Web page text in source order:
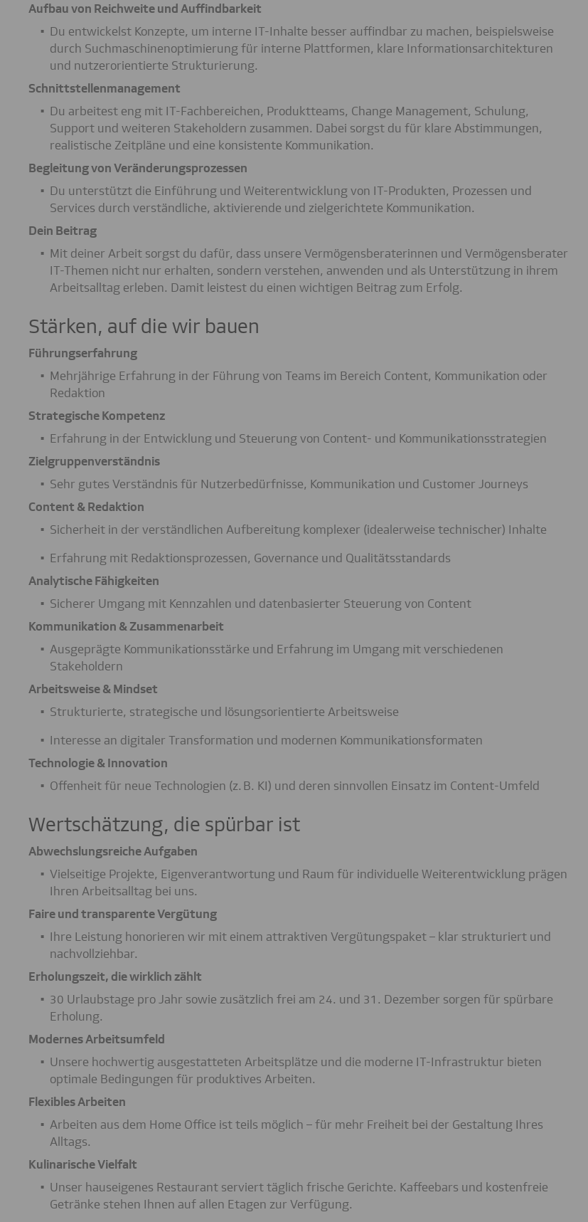
Aufbau von Reichweite und Auffindbarkeit
Du entwickelst Konzepte, um interne IT-Inhalte besser auffindbar zu machen, beispielsweise
durch Suchmaschinenoptimierung für interne Plattformen, klare Informationsarchitekturen
und nutzerorientierte Strukturierung.
Schnittstellenmanagement
Du arbeitest eng mit IT-Fachbereichen, Produktteams, Change Management, Schulung,
Support und weiteren Stakeholdern zusammen. Dabei sorgst du für klare Abstimmungen,
realistische Zeitpläne und eine konsistente Kommunikation.
Begleitung von Veränderungsprozessen
Du unterstützt die Einführung und Weiterentwicklung von IT-Produkten, Prozessen und
Services durch verständliche, aktivierende und zielgerichtete Kommunikation.
Dein Beitrag
Mit deiner Arbeit sorgst du dafür, dass unsere Vermögensberaterinnen und Vermögensberater
IT-Themen nicht nur erhalten, sondern verstehen, anwenden und als Unterstützung in ihrem
Arbeitsalltag erleben. Damit leistest du einen wichtigen Beitrag zum Erfolg.
Stärken, auf die wir bauen
Führungserfahrung
Mehrjährige Erfahrung in der Führung von Teams im Bereich Content, Kommunikation oder
Redaktion
Strategische Kompetenz
Erfahrung in der Entwicklung und Steuerung von Content‑ und Kommunikationsstrategien
Zielgruppenverständnis
Sehr gutes Verständnis für Nutzerbedürfnisse, Kommunikation und Customer Journeys
Content & Redaktion
Sicherheit in der verständlichen Aufbereitung komplexer (idealerweise technischer) Inhalte
Erfahrung mit Redaktionsprozessen, Governance und Qualitätsstandards
Analytische Fähigkeiten
Sicherer Umgang mit Kennzahlen und datenbasierter Steuerung von Content
Kommunikation & Zusammenarbeit
Ausgeprägte Kommunikationsstärke und Erfahrung im Umgang mit verschiedenen
Stakeholdern
Arbeitsweise & Mindset
Strukturierte, strategische und lösungsorientierte Arbeitsweise
Interesse an digitaler Transformation und modernen Kommunikationsformaten
Technologie & Innovation
Offenheit für neue Technologien (z. B. KI) und deren sinnvollen Einsatz im Content‑Umfeld
Wertschätzung, die spürbar ist
Abwechslungsreiche Aufgaben
Vielseitige Projekte, Eigenverantwortung und Raum für individuelle Weiterentwicklung prägen
Ihren Arbeitsalltag bei uns.
Faire und transparente Vergütung
Ihre Leistung honorieren wir mit einem attraktiven Vergütungspaket – klar strukturiert und
nachvollziehbar.
Erholungszeit, die wirklich zählt
30 Urlaubstage pro Jahr sowie zusätzlich frei am 24. und 31. Dezember sorgen für spürbare
Erholung.
Modernes Arbeitsumfeld
Unsere hochwertig ausgestatteten Arbeitsplätze und die moderne IT-Infrastruktur bieten
optimale Bedingungen für produktives Arbeiten.
Flexibles Arbeiten
Arbeiten aus dem Home Office ist teils möglich – für mehr Freiheit bei der Gestaltung Ihres
Alltags.
Kulinarische Vielfalt
Unser hauseigenes Restaurant serviert täglich frische Gerichte. Kaffeebars und kostenfreie
Getränke stehen Ihnen auf allen Etagen zur Verfügung.